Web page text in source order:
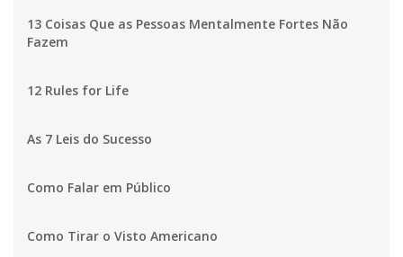
13 Coisas Que as Pessoas Mentalmente Fortes Não
Fazem
12 Rules for Life
As 7 Leis do Sucesso
Como Falar em Público
Como Tirar o Visto Americano